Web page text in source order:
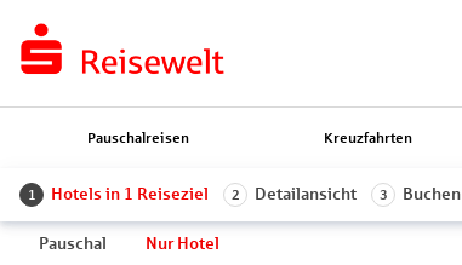
Pauschalreisen Kreuzfahrten
1 Hotels in 1 Reiseziel 2 Detailansicht 3 Buchen
Pauschal Nur Hotel